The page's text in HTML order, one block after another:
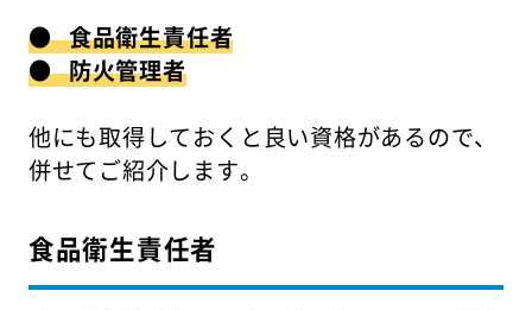
● 食品衛生責任者
● 防火管理者
他にも取得しておくと良い資格があるので、
併せてご紹介します。
食品衛生責任者